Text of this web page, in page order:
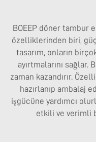
BOEEP döner tambur
özelliklerinden biri,
tasarım, onların
ayırtmalarını
zaman kazandırır.
hazırlanıp ambalaj
işgücüne yardımcı
etkili ve verimli